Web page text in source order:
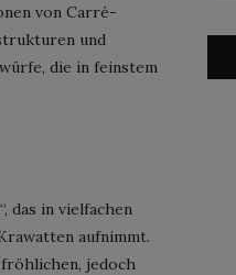
von Carré-
und
die in feinstem
das in vielfachen
aufnimmt.
jedoch